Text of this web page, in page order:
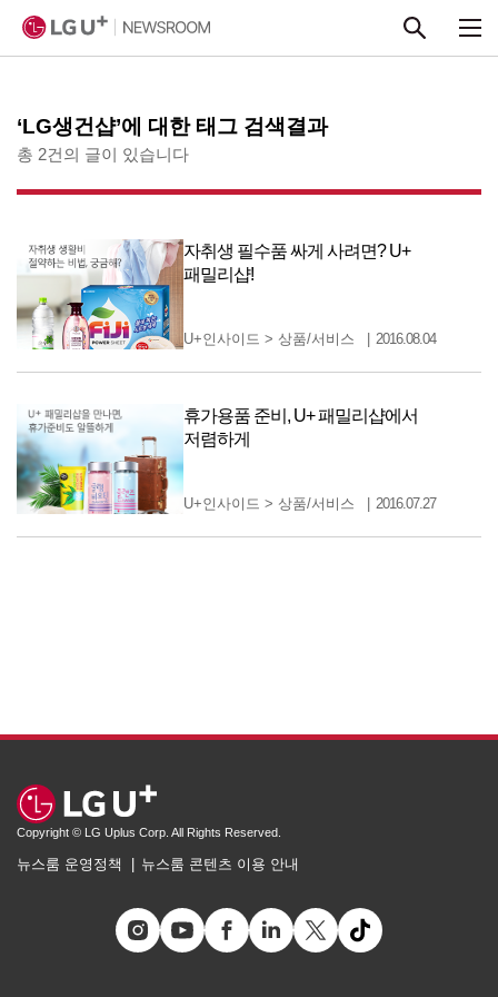
‘LG생건샵’에 대한 태그 검색결과
총 2건의 글이 있습니다
자취생 필수품 싸게 사려면? U+
패밀리샵!
U+인사이드 >상품/서비스 2016.08.04
휴가용품 준비, U+ 패밀리샵에서
저렴하게
U+인사이드 >상품/서비스 2016.07.27
Copyright © LG Uplus Corp. All Rights Reserved.
뉴스룸 운영정책 뉴스룸 콘텐츠 이용 안내